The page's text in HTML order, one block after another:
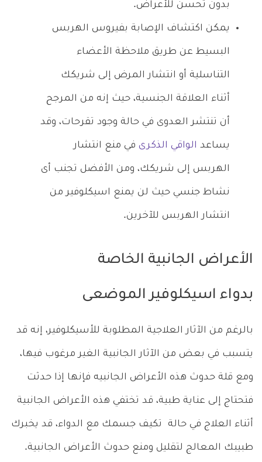
بدون تحسن للأعراض.
يمكن اكتشاف الإصابة بفيروس الهربس
البسيط عن طريق ملاحظة الأعضاء
التناسلية أو انتشار المرض إلى شريكك
أثناء العلاقة الجنسية، حيث إنه من المرجح
أن تنتشر العدوى في حالة وجود تقرحات، وقد
يساعد الواقي الذكرى في منع انتشار
الهربس إلى شريكك، ومن الأفضل تجنب أى
نشاط جنسي حيث لن يمنع اسيكلوفير من
انتشار الهربس للآخرين.
الأعراض الجانبية الخاصة
بدواء اسيكلوفير الموضعى
بالرغم من الآثار العلاجية المطلوبة للأسيكلوفير، إنه قد
يتسبب في بعض من الآثار الجانبية الغير مرغوب فيها،
ومع قلة حدوث هذه الأعراض الجانبيه فإنها إذا حدثت
فتحتاج إلى عناية طبية، قد تختفي هذه الأعراض الجانبية
أثناء العلاج في حالة تكيف جسمك مع الدواء، قد يخبرك
طبيبك المعالج لتقليل ومنع حدوث الأعراض الجانبية.